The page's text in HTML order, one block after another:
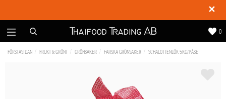
✕
0
FÖRSTASIDAN FRUKT & GRÖNT GRÖNSAKER FÄRSKA GRÖNSAKER SCHALOTTENLÖK 5KG/PÅSE